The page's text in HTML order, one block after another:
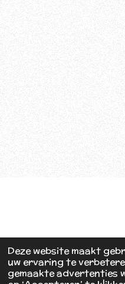
Deze website maakt
uw ervaring te
gemaakte advertenties